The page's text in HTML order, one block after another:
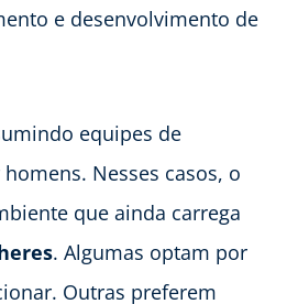
e desenvolvimento de
equipes de
Nesses casos, o
que ainda carrega
. Algumas optam por
Outras preferem